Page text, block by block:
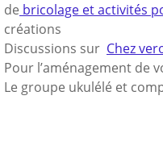
de bricolage et activités
créations
Discussions sur Chez
Pour l’aménagement de
Le groupe ukulélé et